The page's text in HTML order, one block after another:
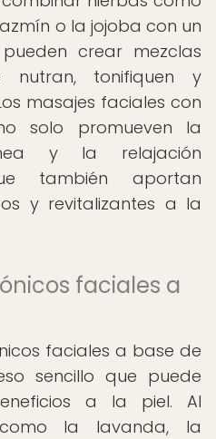
o la jojoba con un
crear mezclas
nutran, tonifiquen y
masajes faciales con
solo promueven la
y la relajación
también aportan
y revitalizantes a la
faciales a
faciales a base de
sencillo que puede
a la piel. Al
la lavanda, la